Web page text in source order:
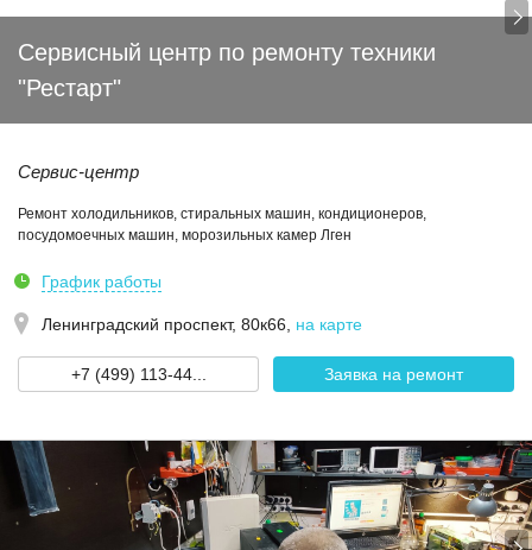
Сервисный центр по ремонту техники
"Рестарт"
Сервис-центр
Ремонт холодильников, стиральных машин, кондиционеров,
посудомоечных машин, морозильных камер Лген
График работы
Ленинградский проспект, 80к66 на карте
+7 (499) 113-44... Заявка на ремонт